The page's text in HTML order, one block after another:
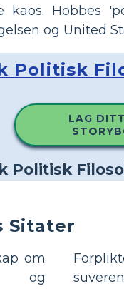
Hobbes
og United
Politisk
LAG
Sitater
om
og